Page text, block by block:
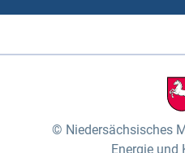
Niedersächsisches
Energie und